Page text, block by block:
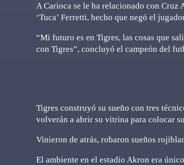
A Carioca se le ha relacionado con
‘Tuca’ Ferretti, hecho que negó el
“Mi futuro es en Tigres, las cosas que
con Tigres”, concluyó el campeón del
Tigres construyó su sueño con tres
volverán a abrir su vitrina para colocar
Vinieron de atrás, robaron sueños
El ambiente en el estadio Akron era